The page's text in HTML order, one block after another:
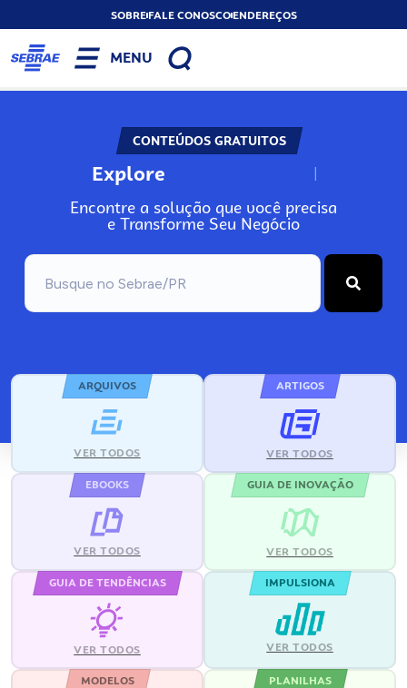
SOBREFALE CONOSCOENDEREÇOS
MENU
CONTEÚDOS GRATUITOS
Explore N
Encontre a solução que você precisa
e Transforme Seu Negócio
ARQUIVOS
VER TODOS
ARTIGOS
VER TODOS
EBOOKS
VER TODOS
GUIA DE INOVAÇÃO
VER TODOS
GUIA DE TENDÊNCIAS
VER TODOS
IMPULSIONA
VER TODOS
MODELOS PLANILHAS